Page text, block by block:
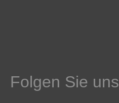
Folgen Sie uns